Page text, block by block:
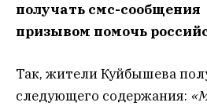
получать смс-
призывом помочь
Так, жители Куйбышева
следующего содержания: